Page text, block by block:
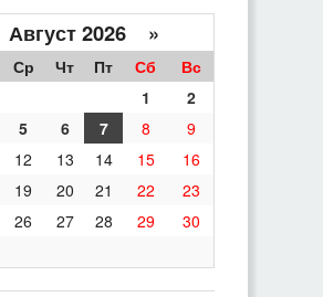
Август 2026 »
Ср Чт Пт Сб
Вс
1
2
5 6 7 8
9
12 13 14 15
16
19 20 21 22
23
26 27 28 29
30